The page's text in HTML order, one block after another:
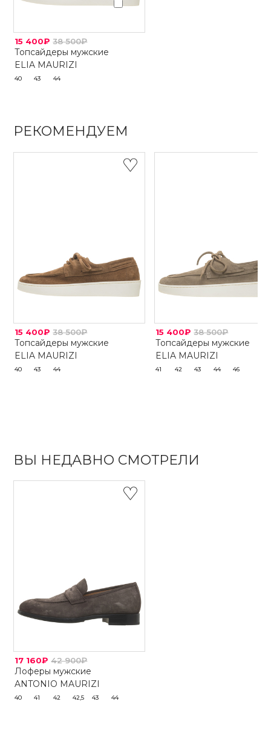
15 400₽ 38 500₽
Топсайдеры мужские
ELIA MAURIZI
40 43 44
РЕКОМЕНДУЕМ
15 400₽ 38 500₽
Топсайдеры мужские
ELIA MAURIZI
40 43 44
15 400₽ 38 500₽
Топсайдеры мужские
ELIA MAURIZI
41 42 43 44 46
ВЫ НЕДАВНО СМОТРЕЛИ
17 160₽ 42 900₽
Лоферы мужские
ANTONIO MAURIZI
40 41 42 42,5 43 44